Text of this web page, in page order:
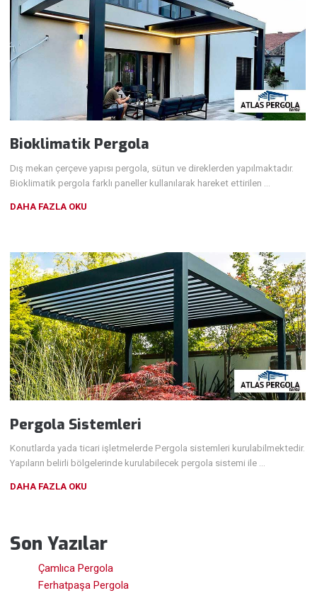
Bioklimatik Pergola
Dış mekan çerçeve yapısı pergola, sütun ve direklerden yapılmaktadır.
Bioklimatik pergola farklı paneller kullanılarak hareket ettirilen …
DAHA FAZLA OKU
Pergola Sistemleri
Konutlarda yada ticari işletmelerde Pergola sistemleri kurulabilmektedir.
Yapıların belirli bölgelerinde kurulabilecek pergola sistemi ile …
DAHA FAZLA OKU
Son Yazılar
Çamlıca Pergola
Ferhatpaşa Pergola